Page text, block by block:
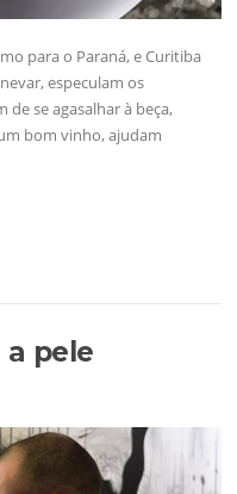
para o Paraná, e Curitiba
especulam os
de se agasalhar à beça,
bom vinho, ajudam
pele